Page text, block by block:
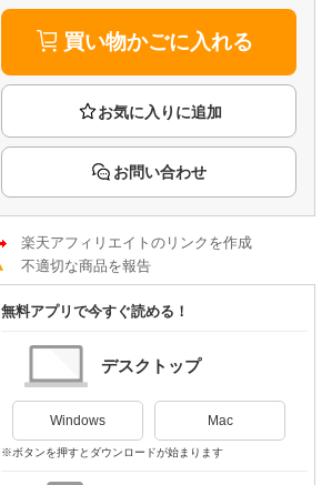
Rチャンネル
楽天チケット
エンタメニュース
推し楽
買い物かごに入れる
お問い合わせ
楽天アフィリエイトのリンクを作成
不適切な商品を報告
無料アプリで今すぐ読める！
デスクトップ
Windows Mac
※ボタンを押すとダウンロードが始まります